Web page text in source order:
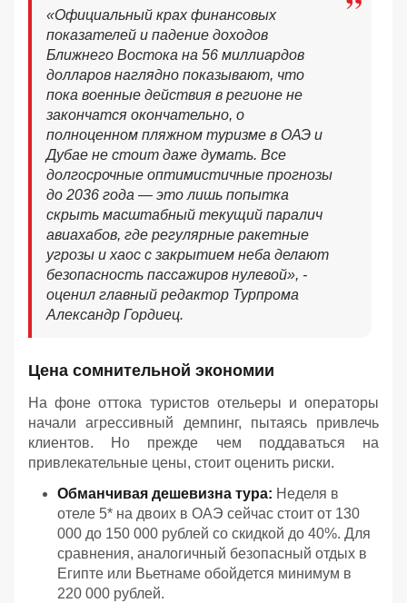
«Официальный крах финансовых
показателей и падение доходов
Ближнего Востока на 56 миллиардов
долларов наглядно показывают, что
пока военные действия в регионе не
закончатся окончательно, о
полноценном пляжном туризме в ОАЭ и
Дубае не стоит даже думать. Все
долгосрочные оптимистичные прогнозы
до 2036 года — это лишь попытка
скрыть масштабный текущий паралич
авиахабов, где регулярные ракетные
угрозы и хаос с закрытием неба делают
безопасность пассажиров нулевой», -
оценил главный редактор Турпрома
Александр Гордиец.
Цена сомнительной экономии
На фоне оттока туристов отельеры и операторы
начали агрессивный демпинг, пытаясь привлечь
клиентов. Но прежде чем поддаваться на
привлекательные цены, стоит оценить риски.
Обманчивая дешевизна тура: Неделя в
отеле 5* на двоих в ОАЭ сейчас стоит от 130
000 до 150 000 рублей со скидкой до 40%. Для
сравнения, аналогичный безопасный отдых в
Египте или Вьетнаме обойдется минимум в
220 000 рублей.